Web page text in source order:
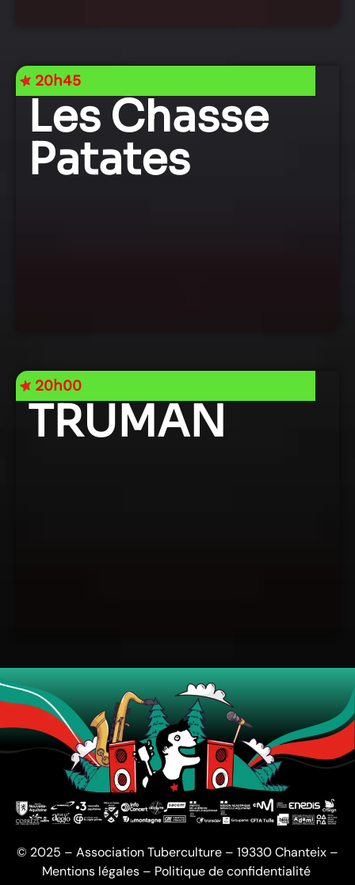
20h45
Les Chasse
Patates
20h00
TRUMAN
© 2025 – Association Tuberculture – 19330 Chanteix –
Mentions légales– Politique de confidentialité